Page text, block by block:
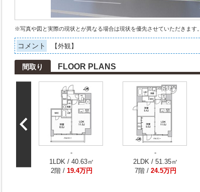
※写真や図と実際の現状とが異なる場合は現状を優先させていただきます。
コメント 【外観】
間取り FLOOR PLANS
-
1LDK / 40.63㎡
2階 / 19.4万円
-
2LDK / 51.35㎡
7階 / 24.5万円